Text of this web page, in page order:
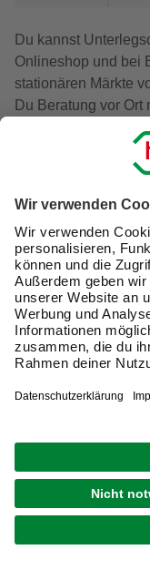
Du kannst
Onlineshop und bei
stationären Märkte
Du Beratung vor
Verfügbarkeit und
machen
einem